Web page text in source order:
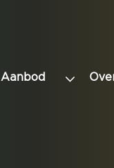
Aanbod